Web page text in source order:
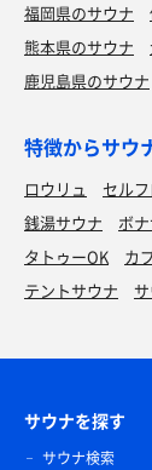
福岡県のサウナ
熊本県のサウナ
鹿児島県のサウナ
特徴からサウ
ロウリュ セル
銭湯サウナ
ボ
タトゥーOK
カ
テントサウナ
サウナを探す
サウナ検索